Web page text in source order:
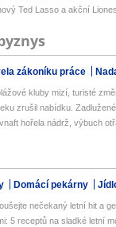
Ted Lasso a akční
zákoníku práce
kluby mizí, turisté
zrušil nabídku. Zadlužené
hořela nádrž, výbuch
Domácí pekárny
nečekaný letní hit a
5 receptů na sladké letní